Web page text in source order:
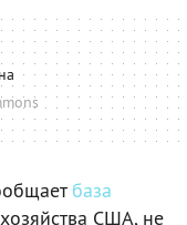
база
США, не